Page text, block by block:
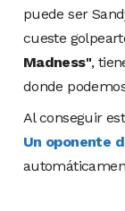
puede ser
cueste
Madness",
donde
Al conseguir
Un oponente